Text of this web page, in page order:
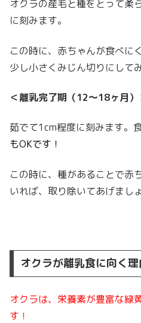
オクラの産毛と種をとって柔
に刻みます。
この時に、赤ちゃんが食べに
少し小さくみじん切りにして
＜離乳完了期（12～18ヶ月）
茹でて1cm程度に刻みます。
もOKです！
この時に、種があることで赤
いれば、取り除いてあげましょ
オクラが離乳食に向く
オクラは、栄養素が豊富な緑
す！